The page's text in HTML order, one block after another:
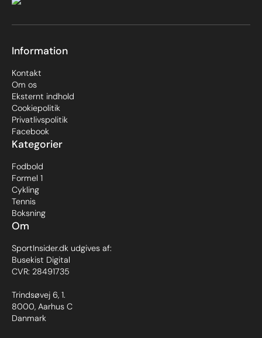
Om
SportInsider.dk udgives af:
Busekist Digital
CVR: 28491735
Trindsøvej 6, 1.
8000, Aarhus C
Danmark
Kategorier
Fodbold
Formel 1
Cykling
Tennis
Boksning
Information
Kontakt
Om os
Eksternt indhold
Cookiepolitik
Privatlivspolitik
Facebook